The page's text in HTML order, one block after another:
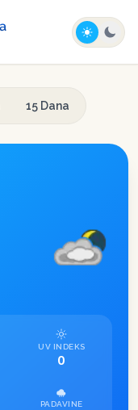
15 Dana
UV INDEKS
0
PADAVINE